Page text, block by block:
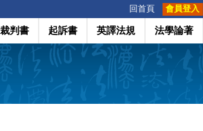
回首頁 會員登入
裁判書 起訴書 英譯法規 法學論著